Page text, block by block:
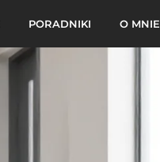
PORADNIKI O MNIE